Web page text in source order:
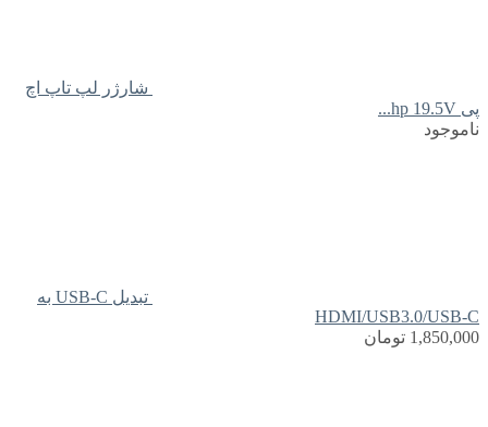
شارژر لپ تاپ اچ
پی hp 19.5V...
ناموجود
تبدیل USB-C به
HDMI/USB3.0/USB-C
1,850,000 تومان